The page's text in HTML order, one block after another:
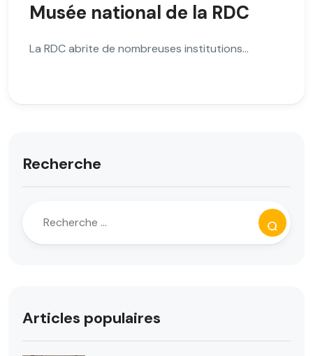
Musée national de la RDC
La RDC abrite de nombreuses institutions…
Recherche
Articles populaires